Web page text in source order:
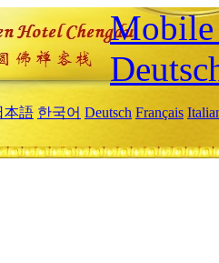
Mobile
本語 한국어 Deutsch Français